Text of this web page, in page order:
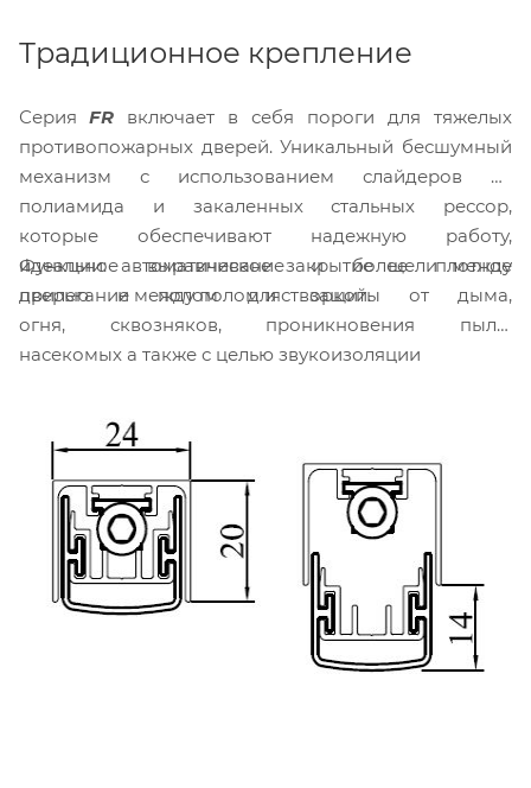
Традиционное крепление
Серия FR включает в себя пороги для тяжелых
противопожарных дверей. Уникальный бесшумный
механизм с использованием слайдеров из
полиамида и закаленных стальных рессор,
которые обеспечивают надежную работу,
идеальное выравнивание и более плотное
прилегание между полом и створкой.
Функции: автоматическое закрытие щели между
дверью и полом для защиты от дыма,
огня, сквозняков, проникновения пыли,
насекомых а также с целью звукоизоляции